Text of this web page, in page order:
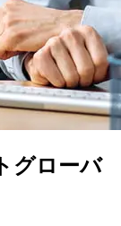
グローバ